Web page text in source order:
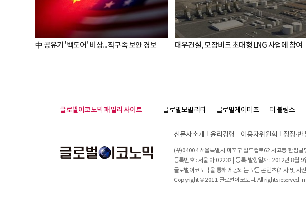
中 공유기 '백도어' 비상...직구족 보안 경보 대우건설, 모잠비크 초대형 LNG 사업에 참여
글로벌이코노믹 패밀리 사이트 글로벌모빌리티 글로벌게이머즈 더 블링스
신문사소개 윤리강령 이용자위원회 정정∙반
(우)04004 서울특별시 마포구 월드컵로62 서교동 한림
등록번호 : 서울 아 02232 | 등록·발행일자 : 2012년 8월
글로벌이코노믹을 통해 제공되는 모든 콘텐츠(기사 및 사
Copyright © 2011 글로벌이코노믹. All rights reserved.